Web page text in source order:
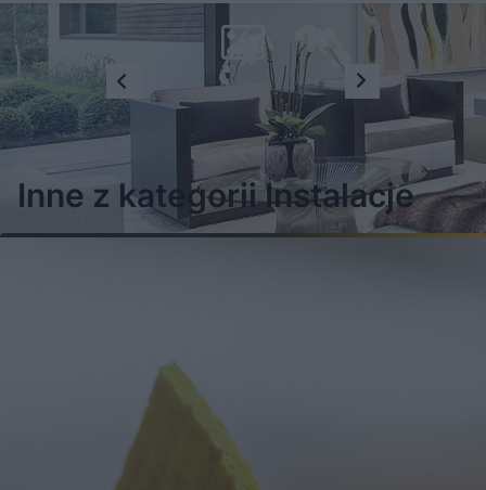
... 10
Inne z kategorii Instalacje